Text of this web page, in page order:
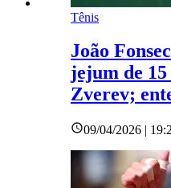
Tênis
João
jejum de 15
Zverev;
09/04/2026 |